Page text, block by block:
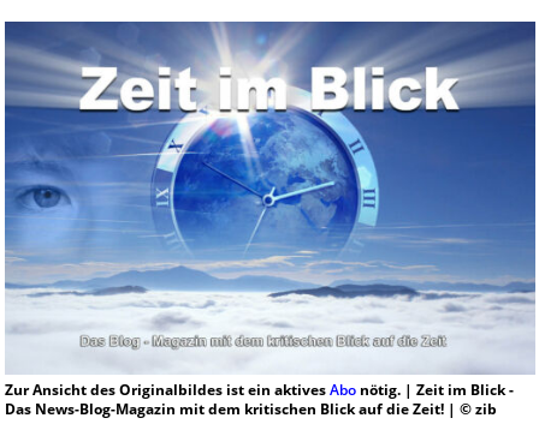
Zur Ansicht des Originalbildes ist ein aktivesAbonötig. | Zeit im Blick -
Das News-Blog-Magazin mit dem kritischen Blick auf die Zeit! | © zib